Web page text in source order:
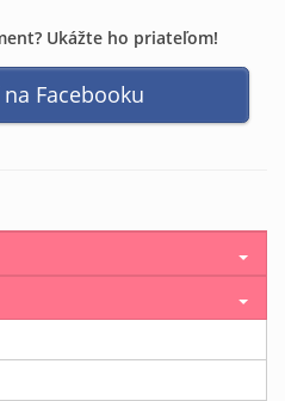
Ukážte ho priateľom!
Facebooku